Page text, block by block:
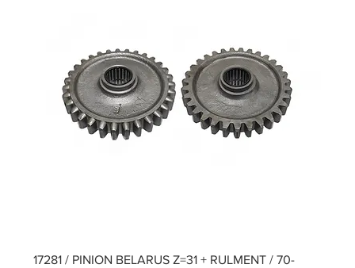
17281 / PINION BELARUS Z=31 + RULMENT / 70-